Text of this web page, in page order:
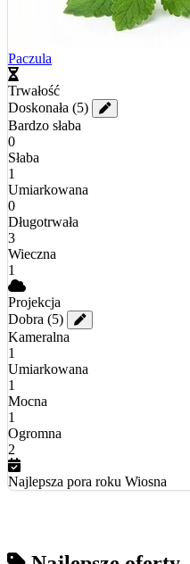
Paczula
Trwałość
Doskonała (5)
Bardzo słaba
0
Słaba
1
Umiarkowana
0
Długotrwała
3
Wieczna
1
Projekcja
Dobra (5)
Kameralna
1
Umiarkowana
1
Mocna
1
Ogromna
2
Najlepsza pora roku Wiosna